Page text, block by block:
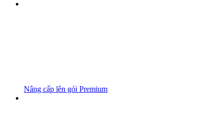
Nâng cấp lên gói Premium